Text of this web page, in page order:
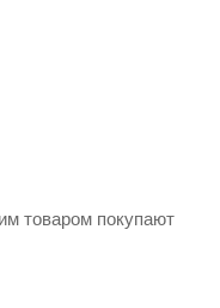
товаром покупают